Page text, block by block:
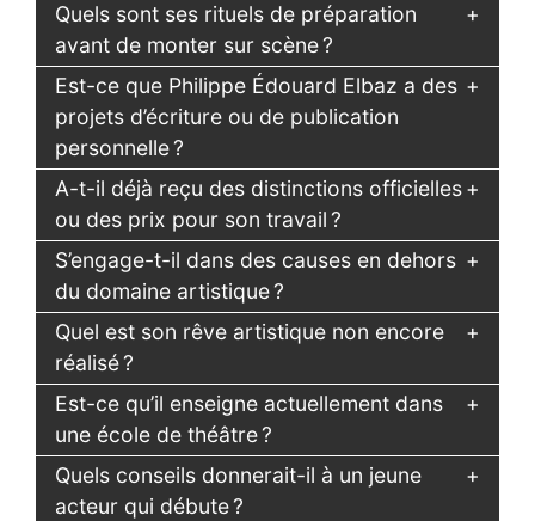
Quels sont ses rituels de préparation
avant de monter sur scène ?
Est-ce que Philippe Édouard Elbaz a des
projets d’écriture ou de publication
personnelle ?
A-t-il déjà reçu des distinctions officielles
ou des prix pour son travail ?
S’engage-t-il dans des causes en dehors
du domaine artistique ?
Quel est son rêve artistique non encore
réalisé ?
Est-ce qu’il enseigne actuellement dans
une école de théâtre ?
Quels conseils donnerait-il à un jeune
acteur qui débute ?